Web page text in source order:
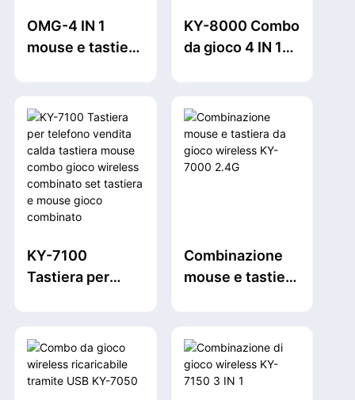
ufficio aziendali
OMG-4 IN 1
mouse e tastiera
multimediali
3600 DPI Design
ergonomico
KY-8000 Combo
da gioco 4 IN 1
KY-7100
Tastiera per
mouse combo
gioco wireless
combinato set
Combinazione
mouse e tastiera
7000 2.4G